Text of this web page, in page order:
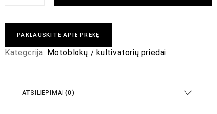
PAKLAUSKITE APIE PREKĘ
Kategorija: Motoblokų / kultivatorių priedai
ATSILIEPIMAI (0)